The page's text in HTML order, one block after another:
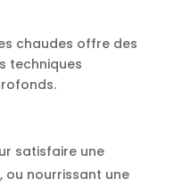
chaudes offre des
techniques
satisfaire une
ou nourrissant une